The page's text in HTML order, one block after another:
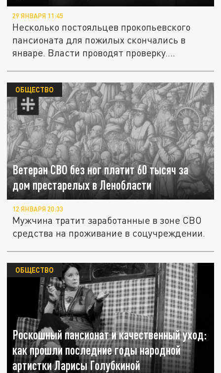
29 ЯНВАРЯ 11:45
Несколько постояльцев прокопьевского
пансионата для пожилых скончались в
январе. Власти проводят проверку....
Ветеран СВО без ног платит 60 тысяч за
дом престарелых в Ленобласти
ОБЩЕСТВО
12 ЯНВАРЯ 20:33
Мужчина тратит заработанные в зоне СВО
средства на проживание в соцучреждении.
Роскошный пансионат и качественный уход:
как прошли последние годы народной
артистки Ларисы Голубкиной
ОБЩЕСТВО